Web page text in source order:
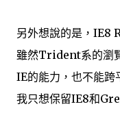
另外想說的是，IE8
雖然Trident系的瀏
IE的能力，也不能跨
我只想保留IE8和